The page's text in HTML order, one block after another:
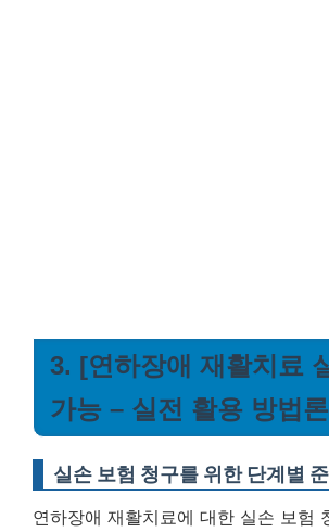
3. [연하장애 재활치료
가능 – 실전 활용 방법
실손 보험 청구를 위한 단계별
연하장애 재활치료에 대한 실손 보험